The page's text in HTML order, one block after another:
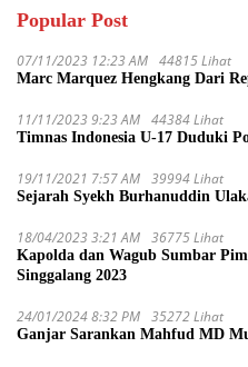
Popular Post
07/11/2023 12:23 AM 44815 Lihat
Marc Marquez Hengkang Dari
11/11/2023 9:23 AM 44384 Lihat
Timnas Indonesia U-17 Duduki
19/11/2021 7:57 AM 39994 Lihat
Sejarah Syekh Burhanuddin
18/04/2023 3:21 AM 36775 Lihat
Kapolda dan Wagub Sumbar
Singgalang 2023
24/01/2024 8:32 PM 35272 Lihat
Ganjar Sarankan Mahfud MD